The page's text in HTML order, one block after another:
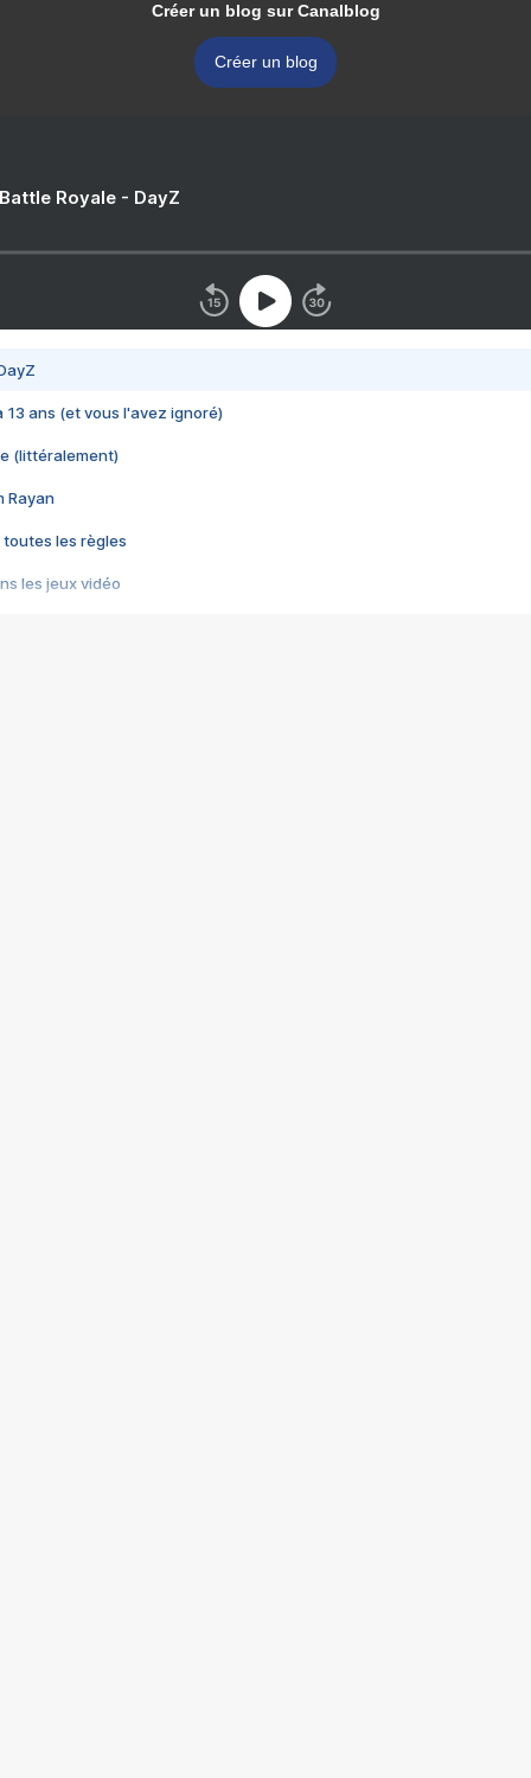
Créer un blog sur Canalblog
Créer un blog
Royale - DayZ
13 ans (et vous l'avez ignoré)
(littéralement)
Rayan
toutes les règles
les jeux vidéo